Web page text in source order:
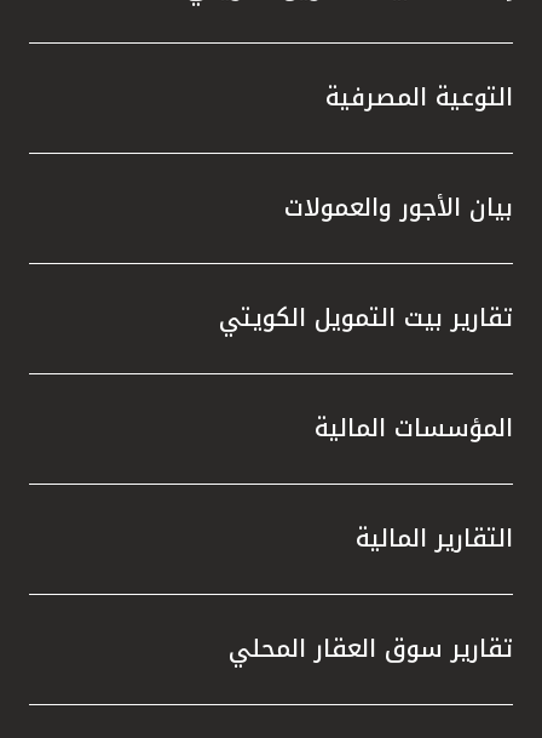
التوعية المصرفية
بيان الأجور والعمولات
تقارير بيت التمويل الكويتي
المؤسسات المالية
التقارير المالية
تقارير سوق العقار المحلي